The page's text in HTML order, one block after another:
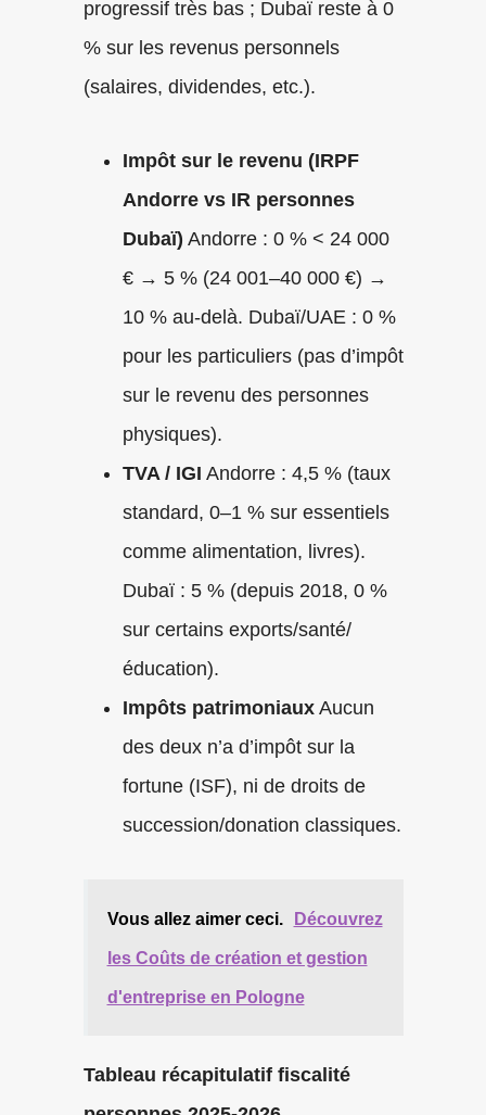
progressif très bas ; Dubaï reste à 0
% sur les revenus personnels
(salaires, dividendes, etc.).
Impôt sur le revenu (IRPF
Andorre vs IR personnes
Dubaï) Andorre : 0 % < 24 000
€ → 5 % (24 001–40 000 €) →
10 % au-delà. Dubaï/UAE : 0 %
pour les particuliers (pas d’impôt
sur le revenu des personnes
physiques).
TVA / IGI Andorre : 4,5 % (taux
standard, 0–1 % sur essentiels
comme alimentation, livres).
Dubaï : 5 % (depuis 2018, 0 %
sur certains exports/santé/
éducation).
Impôts patrimoniauxAucun
des deux n’a d’impôt sur la
fortune (ISF), ni de droits de
succession/donation classiques.
Vous allez aimer ceci. Découvrez
les Coûts de création et gestion
d'entreprise en Pologne
Tableau récapitulatif fiscalité